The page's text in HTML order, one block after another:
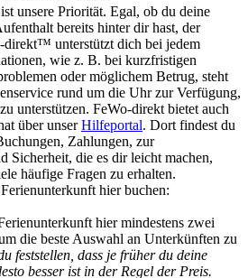
unsere Priorität. Egal, ob du deine
bereits hinter dir hast, der
direkt™ unterstützt dich bei jedem
wie z. B. bei kurzfristigen
oder möglichem Betrug, steht
rund um die Uhr zur Verfügung,
unterstützen. FeWo-direkt bietet auch
über unserHilfeportal. Dort findest du
Zahlungen, zur
Sicherheit, die es dir leicht machen,
häufige Fragen zu erhalten.
hier buchen:
hier mindestens zwei
die beste Auswahl an Unterkünften zu
feststellen, dass je früher du deine
besser ist in der Regel der Preis.